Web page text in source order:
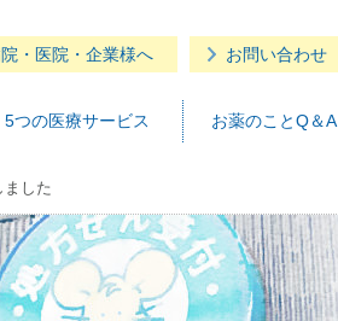
5つの医療サービス お薬のことQ＆A
・医院・企業様へ お問い合わせ
ました